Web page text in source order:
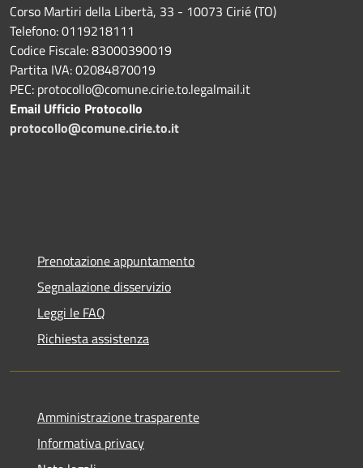
Corso Martiri della Libertà, 33 - 10073 Cirié (TO)
Telefono: 0119218111
Codice Fiscale: 83000390019
Partita IVA: 02084870019
PEC: protocollo@comune.cirie.to.legalmail.it
Email Ufficio Protocollo
protocollo@comune.cirie.to.it
Prenotazione appuntamento
Segnalazione disservizio
Leggi le FAQ
Richiesta assistenza
Amministrazione trasparente
Informativa privacy